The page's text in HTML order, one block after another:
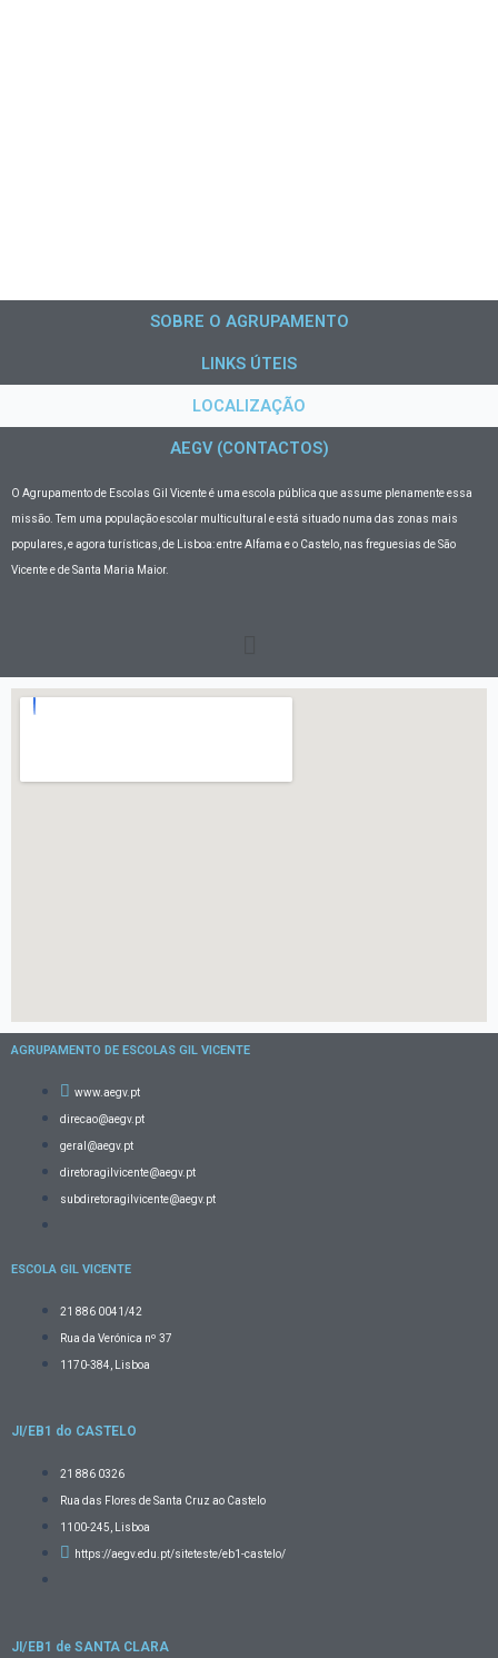
SOBRE O AGRUPAMENTO
LINKS ÚTEIS
LOCALIZAÇÃO
AEGV (CONTACTOS)
O Agrupamento de Escolas Gil Vicenteé uma escola pública que assume plenamente essa
missão. Tem uma população escolar multicultural e está situado numa das zonas mais
populares, e agora turísticas, de Lisboa: entre Alfama e o Castelo, nas freguesias de São
Vicente e de Santa Maria Maior.
AGRUPAMENTO DE ESCOLAS GIL VICENTE
www.aegv.pt
direcao@aegv.pt
geral@aegv.pt
diretoragilvicente@aegv.pt
subdiretoragilvicente@aegv.pt
ESCOLA GIL VICENTE
21 886 0041/42
Rua da Verónica nº 37
1170-384, Lisboa
JI/EB1 do CASTELO
21 886 0326
Rua das Flores de Santa Cruz ao Castelo
1100-245, Lisboa
https://aegv.edu.pt/siteteste/eb1-castelo/
JI/EB1 de SANTA CLARA